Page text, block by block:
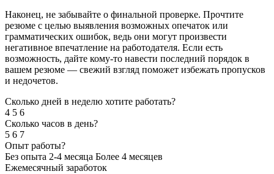
Наконец, не забывайте о финальной проверке. Прочтите
резюме с целью выявления возможных опечаток или
грамматических ошибок, ведь они могут произвести
негативное впечатление на работодателя. Если есть
возможность, дайте кому-то навести последний порядок в
вашем резюме — свежий взгляд поможет избежать пропусков
и недочетов.
Сколько дней в неделю хотите работать?
4 5 6
Сколько часов в день?
5 6 7
Опыт работы?
Без опыта 2-4 месяца Более 4 месяцев
Ежемесячный заработок